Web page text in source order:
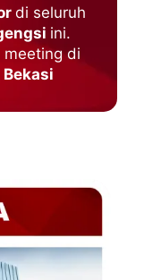
di seluruh
ini.
di
Bekasi